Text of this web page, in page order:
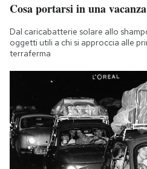
Hai bisogno di aiuto?
Cosa portarsi in una
Dal caricabatterie solare allo
oggetti utili a chi si approccia alle
terraferma